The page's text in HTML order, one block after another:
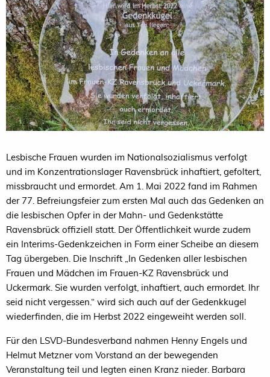
Lesbische Frauen wurden im Nationalsozialismus verfolgt
und im Konzentrationslager Ravensbrück inhaftiert, gefoltert,
missbraucht und ermordet. Am 1. Mai 2022 fand im Rahmen
der 77. Befreiungsfeier zum ersten Mal auch das Gedenken an
die lesbischen Opfer in der Mahn- und Gedenkstätte
Ravensbrück offiziell statt. Der Öffentlichkeit wurde zudem
ein Interims-Gedenkzeichen in Form einer Scheibe an diesem
Tag übergeben. Die Inschrift „In Gedenken aller lesbischen
Frauen und Mädchen im Frauen-KZ Ravensbrück und
Uckermark. Sie wurden verfolgt, inhaftiert, auch ermordet. Ihr
seid nicht vergessen.“ wird sich auch auf der Gedenkkugel
wiederfinden, die im Herbst 2022 eingeweiht werden soll.
Für den LSVD-Bundesverband nahmen Henny Engels und
Helmut Metzner vom Vorstand an der bewegenden
Veranstaltung teil und legten einen Kranz nieder. Barbara